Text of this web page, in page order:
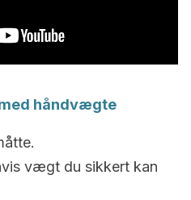
håndvægte
vægt du sikkert kan